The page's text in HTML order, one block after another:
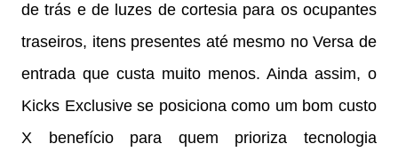
de trás e de luzes de cortesia para os ocupantes
traseiros, itens presentes até mesmo no Versa de
entrada que custa muito menos. Ainda assim, o
Kicks Exclusive se posiciona como um bom custo
X benefício para quem prioriza tecnologia